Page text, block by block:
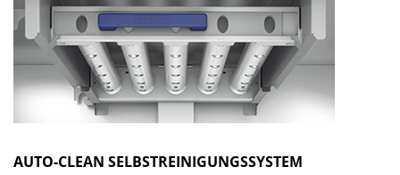
AUTO-CLEAN SELBSTREINIGUNGSSYSTEM